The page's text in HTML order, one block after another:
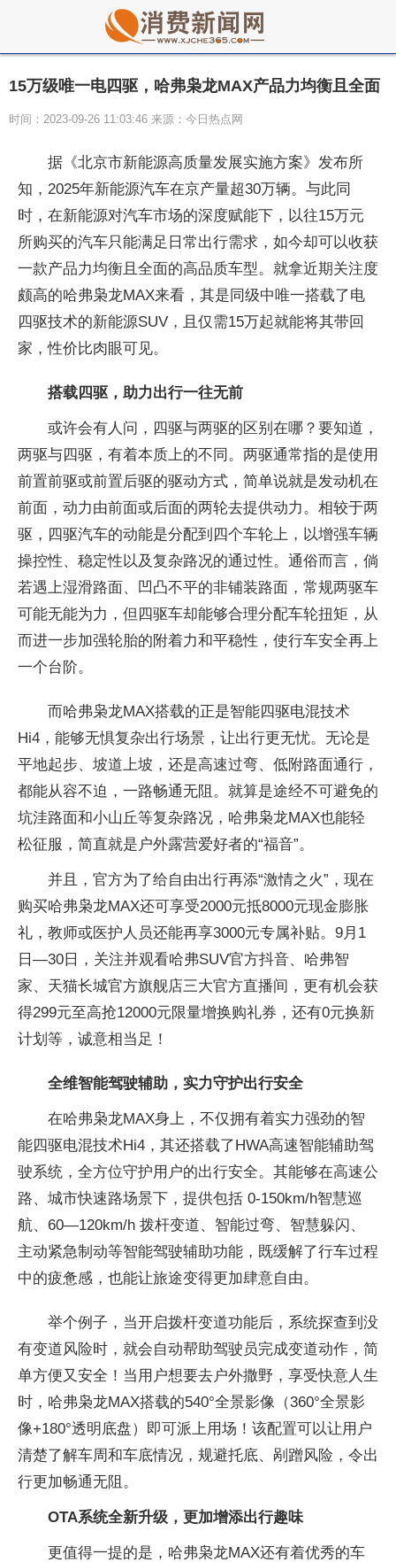
15万级唯一电四驱，哈弗枭龙MAX产品力均衡且全面
时间：2023-09-26 11:03:46 来源：今日热点网
据《北京市新能源高质量发展实施方案》发布所
知，2025年新能源汽车在京产量超30万辆。与此同
时，在新能源对汽车市场的深度赋能下，以往15万元
所购买的汽车只能满足日常出行需求，如今却可以收获
一款产品力均衡且全面的高品质车型。就拿近期关注度
颇高的哈弗枭龙MAX来看，其是同级中唯一搭载了电
四驱技术的新能源SUV，且仅需15万起就能将其带回
家，性价比肉眼可见。
搭载四驱，助力出行一往无前
或许会有人问，四驱与两驱的区别在哪？要知道，
两驱与四驱，有着本质上的不同。两驱通常指的是使用
前置前驱或前置后驱的驱动方式，简单说就是发动机在
前面，动力由前面或后面的两轮去提供动力。相较于两
驱，四驱汽车的动能是分配到四个车轮上，以增强车辆
操控性、稳定性以及复杂路况的通过性。通俗而言，倘
若遇上湿滑路面、凹凸不平的非铺装路面，常规两驱车
可能无能为力，但四驱车却能够合理分配车轮扭矩，从
而进一步加强轮胎的附着力和平稳性，使行车安全再上
一个台阶。
而哈弗枭龙MAX搭载的正是智能四驱电混技术
Hi4，能够无惧复杂出行场景，让出行更无忧。无论是
平地起步、坡道上坡，还是高速过弯、低附路面通行，
都能从容不迫，一路畅通无阻。就算是途经不可避免的
坑洼路面和小山丘等复杂路况，哈弗枭龙MAX也能轻
松征服，简直就是户外露营爱好者的“福音”。
并且，官方为了给自由出行再添“激情之火”，现在
购买哈弗枭龙MAX还可享受2000元抵8000元现金膨胀
礼，教师或医护人员还能再享3000元专属补贴。9月1
日—30日，关注并观看哈弗SUV官方抖音、哈弗智
家、天猫长城官方旗舰店三大官方直播间，更有机会获
得299元至高抢12000元限量增换购礼券，还有0元换新
计划等，诚意相当足！
全维智能驾驶辅助，实力守护出行安全
在哈弗枭龙MAX身上，不仅拥有着实力强劲的智
能四驱电混技术Hi4，其还搭载了HWA高速智能辅助驾
驶系统，全方位守护用户的出行安全。其能够在高速公
路、城市快速路场景下，提供包括 0-150km/h智慧巡
航、60—120km/h 拨杆变道、智能过弯、智慧躲闪、
主动紧急制动等智能驾驶辅助功能，既缓解了行车过程
中的疲惫感，也能让旅途变得更加肆意自由。
举个例子，当开启拨杆变道功能后，系统探查到没
有变道风险时，就会自动帮助驾驶员完成变道动作，简
单方便又安全！当用户想要去户外撒野，享受快意人生
时，哈弗枭龙MAX搭载的540°全景影像（360°全景影
像+180°透明底盘）即可派上用场！该配置可以让用户
清楚了解车周和车底情况，规避托底、剐蹭风险，令出
行更加畅通无阻。
OTA系统全新升级，更加增添出行趣味
更值得一提的是，哈弗枭龙MAX还有着优秀的车